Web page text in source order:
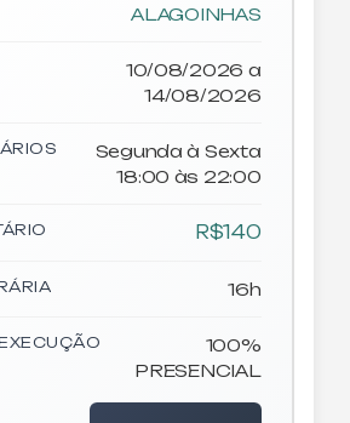
ALAGOINHAS
10/08/2026 a
14/08/2026
Segunda à Sexta
18:00 às 22:00
R$140
16h
100%
PRESENCIAL